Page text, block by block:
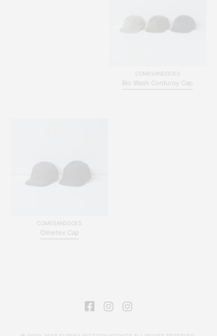
COMESANDGOES
Bio Wash Corduroy Cap
COMESANDGOES
Olmetex Cap